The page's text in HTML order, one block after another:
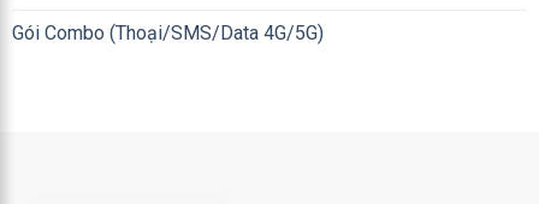
Gói Combo (Thoại/SMS/Data 4G/5G)